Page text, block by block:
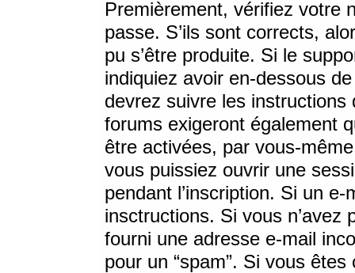
Premièrement, vérifiez votre
passe. S’ils sont corrects,
pu s’être produite. Si le
indiquiez avoir en-dessous
devrez suivre les
forums exigeront également
être activées, par vous-
vous puissiez ouvrir une
pendant l’inscription. Si un
insctructions. Si vous n’avez
fourni une adresse e-mail
pour un “spam”. Si vous